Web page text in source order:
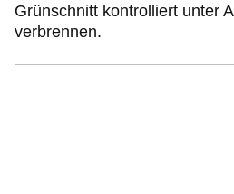
Grünschnitt kontrolliert unter
verbrennen.